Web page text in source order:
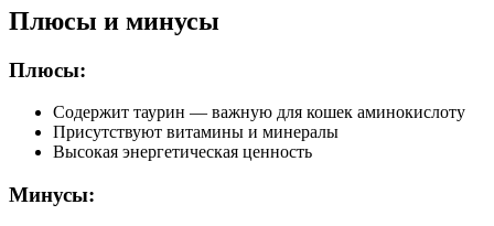
Плюсы и минусы
Плюсы:
Содержит таурин — важную для кошек аминокислоту
Присутствуют витамины и минералы
Высокая энергетическая ценность
Минусы: